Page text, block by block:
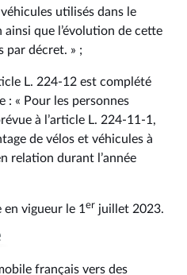
utilisés dans le
que l’évolution de cette
par décret. » ;
L. 224‑12 est complété
: « Pour les personnes
à l’article L. 224‑11‑1,
de vélos et véhicules à
relation durant l’année
en vigueur le 1 er juillet 2023.
français vers des